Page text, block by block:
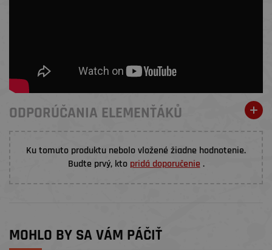
ODPORÚČANIA ELEMENŤÁKŮ
Ku tomuto produktu nebolo vložené žiadne hodnotenie.
Budte prvý, kto pridá doporučenie.
MOHLO BY SA VÁM PÁČIŤ